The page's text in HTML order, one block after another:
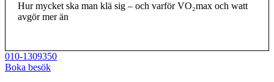
Hur mycket ska man klä sig – och varför VO₂max och watt
avgör mer än
010-1309350
Boka besök